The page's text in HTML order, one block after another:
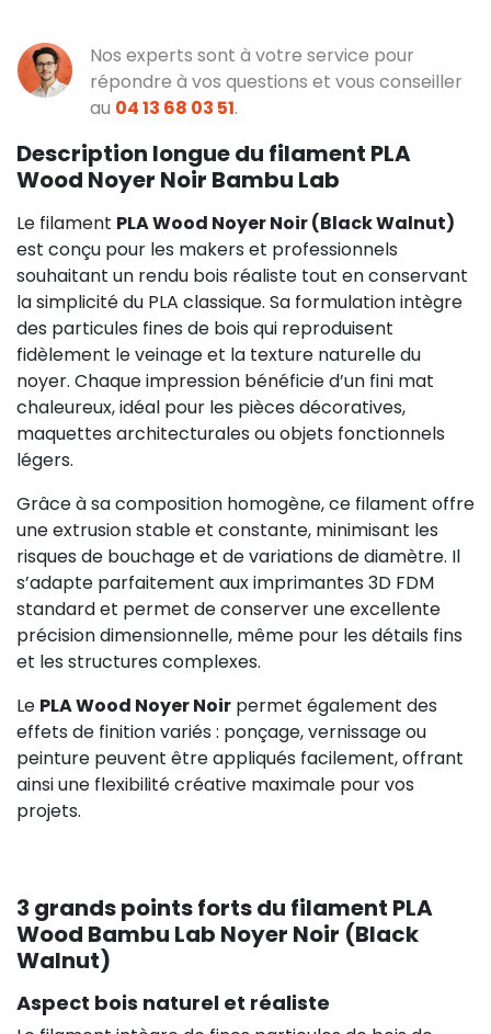
Nos experts sont à votre service pour
répondre à vos questions et vous conseiller
au 04 13 68 03 51.
Description longue du filament PLA
Wood Noyer Noir Bambu Lab
Le filament PLA Wood Noyer Noir (Black Walnut)
est conçu pour les makers et professionnels
souhaitant un rendu bois réaliste tout en conservant
la simplicité du PLA classique. Sa formulation intègre
des particules fines de bois qui reproduisent
fidèlement le veinage et la texture naturelle du
noyer. Chaque impression bénéficie d’un fini mat
chaleureux, idéal pour les pièces décoratives,
maquettes architecturales ou objets fonctionnels
légers.
Grâce à sa composition homogène, ce filament offre
une extrusion stable et constante, minimisant les
risques de bouchage et de variations de diamètre. Il
s’adapte parfaitement aux imprimantes 3D FDM
standard et permet de conserver une excellente
précision dimensionnelle, même pour les détails fins
et les structures complexes.
Le PLA Wood Noyer Noir permet également des
effets de finition variés : ponçage, vernissage ou
peinture peuvent être appliqués facilement, offrant
ainsi une flexibilité créative maximale pour vos
projets.
3 grands points forts du filament PLA
Wood Bambu Lab Noyer Noir (Black
Walnut)
Aspect bois naturel et réaliste